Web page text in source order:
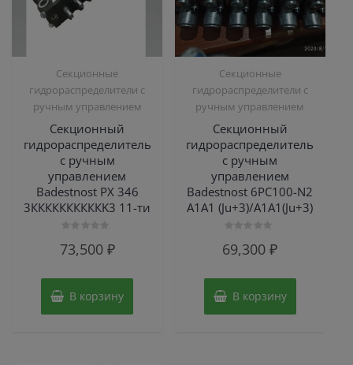
Секционные
гидрораспределители с
ручным управлением
Секционный
гидрораспределитель
с ручным
управлением
Badestnost РХ 346
3ККККККККККK3 11-ти
0
73,500 ₽
В корзину
Секционные
гидрораспределители с
ручным управлением
Секционный
гидрораспределитель
с ручным
управлением
Badestnost 6PC100-N2
A1A1 (Ju+3)/A1A1(Ju+3)
0
69,300₽
В корзину